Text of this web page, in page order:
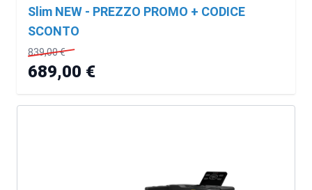
Slim NEW - PREZZO PROMO + CODICE
SCONTO
839,00 €
689,00 €